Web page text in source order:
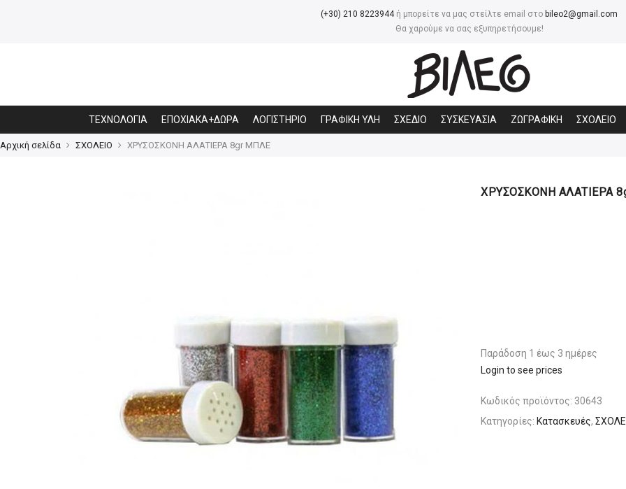
(+30) 210 8223944ή μπορείτε να μας στείλτε email στο bileo2@gmail.com
Θα χαρούμε να σας εξυπηρετήσουμε!
ΤΕΧΝΟΛΟΓΙΑ ΕΠΟΧΙΑΚΑ+ΔΩΡΑ ΛΟΓΙΣΤΗΡΙΟ ΓΡΑΦΙΚΗ ΥΛΗ ΣΧΕΔΙΟ ΣΥΣΚΕΥΑΣΙΑ ΖΩΓΡΑΦΙΚΗ ΣΧΟΛΕΙΟ
Αρχική σελίδα ΣΧΟΛΕΙΟ ΧΡΥΣΟΣΚΟΝΗ ΑΛΑΤΙΕΡΑ 8gr ΜΠΛΕ
ΧΡΥΣΟΣΚΟΝΗ ΑΛΑΤΙΕΡΑ
Παράδoση 1 έως 3 ημέρες
Login to see prices
Κωδικός προϊόντος: 30643
Κατηγορίες: Κατασκευές,